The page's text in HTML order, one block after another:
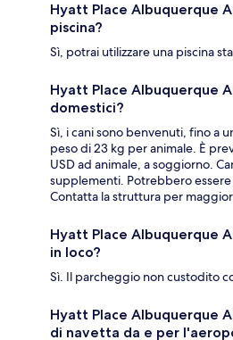
Hyatt Place Albuquerque
piscina?
Sì, potrai utilizzare una piscina
Hyatt Place Albuquerque
domestici?
Sì, i cani sono benvenuti, fino a
peso di 23 kg per animale. È
USD ad animale, a soggiorno.
supplementi. Potrebbero
Contatta la struttura per
Hyatt Place Albuquerque
in loco?
Sì. Il parcheggio non custodito
Hyatt Place Albuquerque
di navetta da e per